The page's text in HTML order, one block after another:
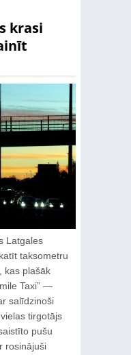
krasi
Latgales
taksometru
kas plašāk
Taxi” —
salīdzinoši
tirgotājs
pušu
rosinājuši